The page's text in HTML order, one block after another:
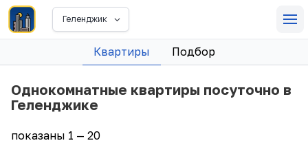
Геленджик
Квартиры Подбор
Однокомнатные квартиры посуточно в
Геленджике
показаны 1 — 20